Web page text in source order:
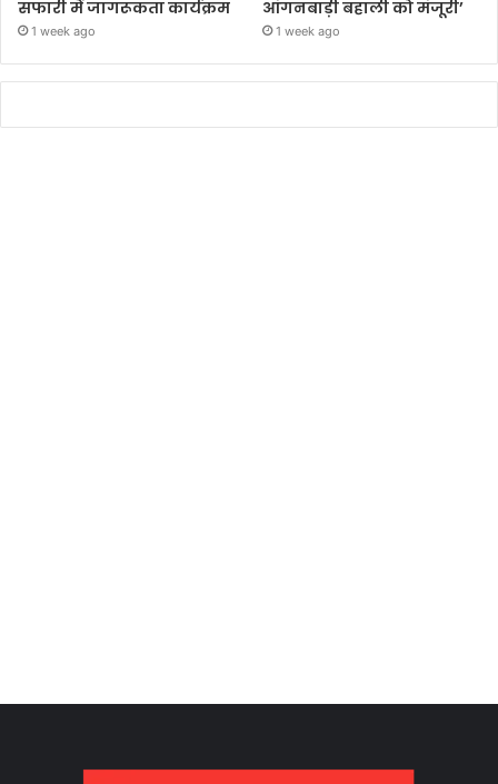
सफारी में जागरूकता कार्यक्रम
1 week ago
आंगनबाड़ी बहाली को मंजूरी’
1 week ago